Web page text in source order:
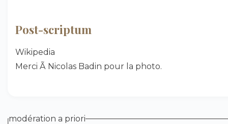
Post-scriptum
Wikipedia
Merci Ã Nicolas Badin pour la photo.
modération a priori